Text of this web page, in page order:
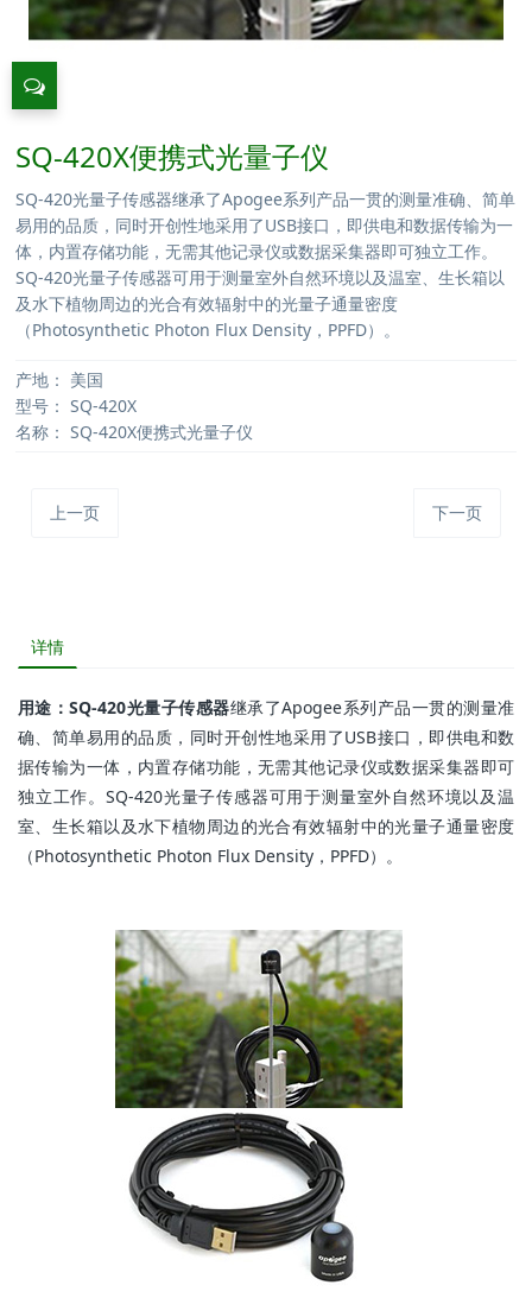
SQ-420X便携式光量子仪
SQ-420光量子传感器继承了Apogee系列产品一贯的测量准确、简单
易用的品质，同时开创性地采用了USB接口，即供电和数据传输为一
体，内置存储功能，无需其他记录仪或数据采集器即可独立工作。
SQ-420光量子传感器可用于测量室外自然环境以及温室、生长箱以
及水下植物周边的光合有效辐射中的光量子通量密度
（Photosynthetic Photon Flux Density，PPFD）。
产地： 美国
型号： SQ-420X
名称： SQ-420X便携式光量子仪
上一页 下一页
详情
用途：SQ-420光量子传感器继承了Apogee系列产品一贯的测量准
确、简单易用的品质，同时开创性地采用了USB接口，即供电和数
据传输为一体，内置存储功能，无需其他记录仪或数据采集器即可
独立工作。SQ-420光量子传感器可用于测量室外自然环境以及温
室、生长箱以及水下植物周边的光合有效辐射中的光量子通量密度
（Photosynthetic Photon Flux Density，PPFD）。